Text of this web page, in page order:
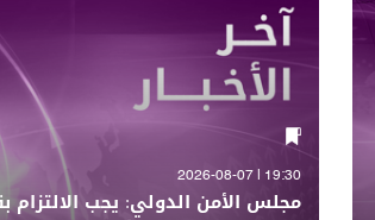
19:30 | 2026-08-07